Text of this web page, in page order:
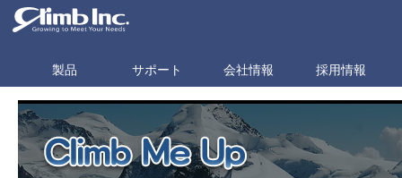
製品 サポート 会社情報 採用情報